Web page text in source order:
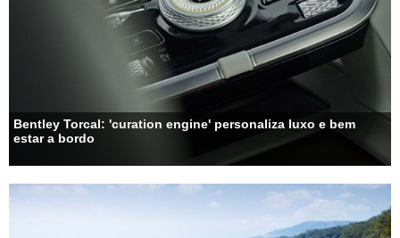
Bentley Torcal: 'curation engine' personaliza luxo e bem
estar a bordo